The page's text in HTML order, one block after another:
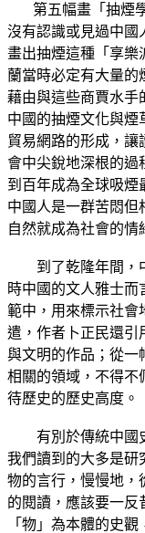
第五幅畫「抽煙學
沒有認識或見過中國
畫出抽煙這種「享樂
蘭當時必定有大量的
藉由與這些商賈水手
中國的抽煙文化與煙
貿易網路的形成，讓
會中尖銳地深根的過
到百年成為全球吸煙
中國人是一群苦悶但
自然就成為社會的情
到了乾隆年間，中
時中國的文人雅士
範中，用來標示社會
遣，作者卜正民還引
與文明的作品；從一
相關的領域，不得不
待歷史的歷史高度。
有別於傳統中國史
我們讀到的大多是研
物的言行，慢慢地，
的閱讀，應該要一反
「物」為本體的史